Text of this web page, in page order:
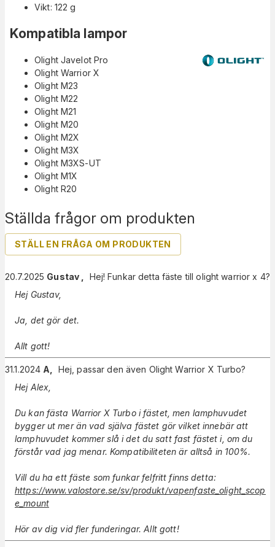
Ställda frågor om produkten
STÄLL EN FRÅGA OM PRODUKTEN
20.7.2025 Gustav ,
Hej! Funkar detta fäste till olight warrior x 4?
Hej Gustav,
Ja, det gör det.
Allt gott!
31.1.2024 A,
Hej, passar den även Olight Warrior X Turbo?
Hej Alex,
Du kan fästa Warrior X Turbo i fästet, men lamphuvudet
bygger ut mer än vad själva fästet gör vilket innebär att
lamphuvudet kommer slå i det du satt fast fästet i, om du
förstår vad jag menar. Kompatibiliteten är alltså in 100%.
Vill du ha ett fäste som funkar felfritt finns detta:
https://www.valostore.se/sv/produkt/vapenfaste_olight_scop
e_mount
Hör av dig vid fler funderingar. Allt gott!
Vikt: 122 g
Kompatibla lampor
Olight Javelot Pro
Olight Warrior X
Olight M23
Olight M22
Olight M21
Olight M20
Olight M2X
Olight M3X
Olight M3XS-UT
Olight M1X
Olight R20